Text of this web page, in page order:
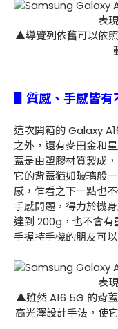
▲導覽列依舊可以依
▋質感、手感皆
這次開箱的 Galaxy
之外，還有麥田金和
蓋是由塑膠材質製成
它的背蓋猶如玻璃般
感，乍看之下一點也
手感問題，得力於機
達到 200g，也不會有
手握持手機的朋友可
▲雖然 A16 5G 的背
高光澤設計手法，使